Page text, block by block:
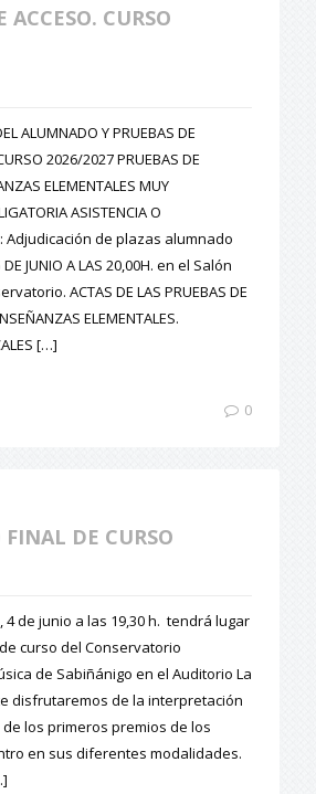
ACCESO. CURSO
ALUMNADO Y PRUEBAS DE
2026/2027 PRUEBAS DE
ELEMENTALES MUY
ASISTENCIA O
Adjudicación de plazas alumnado
JUNIO A LAS 20,00H. en el Salón
ACTAS DE LAS PRUEBAS DE
ELEMENTALES.
[…]
0
DE CURSO
4 de junio a las 19,30 h. tendrá lugar
curso del Conservatorio
de Sabiñánigo en el Auditorio La
disfrutaremos de la interpretación
los primeros premios de los
en sus diferentes modalidades.